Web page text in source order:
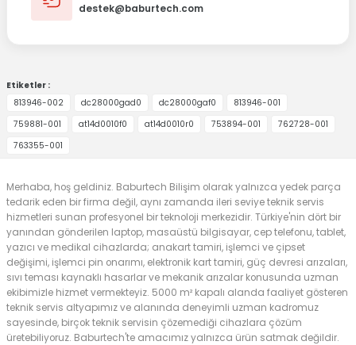
destek@baburtech.com
Etiketler :
813946-002
dc28000gad0 dc28000gaf0
813946-001
759881-001
at14d0010f0 at14d0010r0 753894-001
762728-001
763355-001
Merhaba, hoş geldiniz. Baburtech Bilişim olarak yalnızca yedek parça
tedarik eden bir firma değil, aynı zamanda ileri seviye teknik servis
hizmetleri sunan profesyonel bir teknoloji merkezidir. Türkiye'nin dört bir
yanından gönderilen laptop, masaüstü bilgisayar, cep telefonu, tablet,
yazıcı ve medikal cihazlarda; anakart tamiri, işlemci ve çipset
değişimi, işlemci pin onarımı, elektronik kart tamiri, güç devresi arızaları,
sıvı teması kaynaklı hasarlar ve mekanik arızalar konusunda uzman
ekibimizle hizmet vermekteyiz. 5000 m² kapalı alanda faaliyet gösteren
teknik servis altyapımız ve alanında deneyimli uzman kadromuz
sayesinde, birçok teknik servisin çözemediği cihazlara çözüm
üretebiliyoruz. Baburtech'te amacımız yalnızca ürün satmak değildir.